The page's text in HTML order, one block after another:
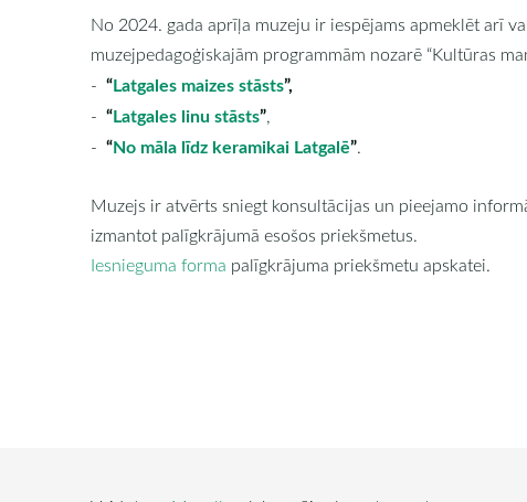
No 2024. gada aprīļa muzeju ir iespējams apmeklēt arī
muzejpedagoģiskajām programmām nozarē “Kultūras
- “Latgales maizes stāsts”,
- “Latgales linu stāsts”,
- “No māla līdz keramikai Latgalē”.
Muzejs ir atvērts sniegt konsultācijas un pieejamo
izmantot palīgkrājumā esošos priekšmetus.
Iesnieguma forma palīgkrājuma priekšmetu apskatei.